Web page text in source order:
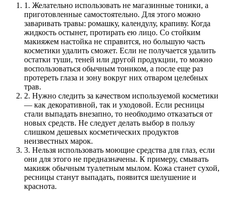
1. Желательно использовать не магазинные тоники, а
приготовленные самостоятельно. Для этого можно
заваривать травы: ромашку, календулу, крапиву. Когда
жидкость остынет, протирать ею лицо. Со стойким
макияжем настойка не справится, но большую часть
косметики удалить сможет. Если не получается удалить
остатки туши, теней или другой продукции, то можно
воспользоваться обычным тоником, а после еще раз
протереть глаза и зону вокруг них отваром целебных
трав.
2. Нужно следить за качеством используемой косметики
— как декоративной, так и уходовой. Если ресницы
стали выпадать внезапно, то необходимо отказаться от
новых средств. Не следует делать выбор в пользу
слишком дешевых косметических продуктов
неизвестных марок.
3. Нельзя использовать моющие средства для глаз, если
они для этого не предназначены. К примеру, смывать
макияж обычным туалетным мылом. Кожа станет сухой,
ресницы станут выпадать, появится шелушение и
краснота.